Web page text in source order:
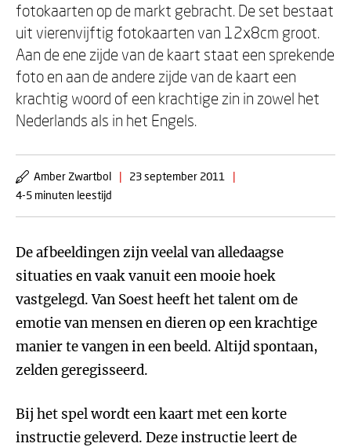
fotokaarten op de markt gebracht. De set bestaat
uit vierenvijftig fotokaarten van 12x8cm groot.
Aan de ene zijde van de kaart staat een sprekende
foto en aan de andere zijde van de kaart een
krachtig woord of een krachtige zin in zowel het
Nederlands als in het Engels.
Amber Zwartbol | 23 september 2011
|
4-5 minuten leestijd
De afbeeldingen zijn veelal van alledaagse
situaties en vaak vanuit een mooie hoek
vastgelegd. Van Soest heeft het talent om de
emotie van mensen en dieren op een krachtige
manier te vangen in een beeld. Altijd spontaan,
zelden geregisseerd.
Bij het spel wordt een kaart met een korte
instructie geleverd. Deze instructie leert de